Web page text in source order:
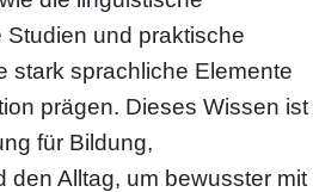
Studien und praktische
stark sprachliche Elemente
prägen. Dieses Wissen ist
für Bildung,
den Alltag, um bewusster mit